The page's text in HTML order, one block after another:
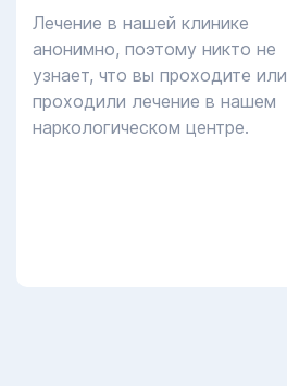
Лечение в нашей клинике
анонимно, поэтому никто не
узнает, что вы проходите или
проходили лечение в нашем
наркологическом центре.